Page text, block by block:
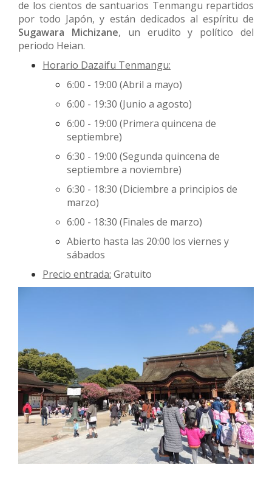
de los cientos de santuarios Tenmangu repartidos
por todo Japón, y están dedicados al espíritu de
Sugawara Michizane, un erudito y político del
periodo Heian.
Horario Dazaifu Tenmangu:
6:00 - 19:00 (Abril a mayo)
6:00 - 19:30 (Junio a agosto)
6:00 - 19:00 (Primera quincena de
septiembre)
6:30 - 19:00 (Segunda quincena de
septiembre a noviembre)
6:30 - 18:30 (Diciembre a principios de
marzo)
6:00 - 18:30 (Finales de marzo)
Abierto hasta las 20:00 los viernes y
sábados
Precio entrada: Gratuito